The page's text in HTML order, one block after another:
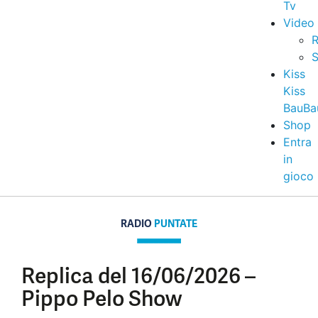
Tv
Video
Kiss
Kiss
Shop
Entra
in
gioco
RADIO PUNTATE
Replica del 16/06/2026 –
Pippo Pelo Show